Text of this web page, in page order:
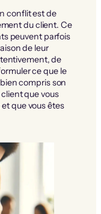
conflit est de
du client. Ce
peuvent parfois
de leur
de
ce que le
compris son
que vous
que vous êtes